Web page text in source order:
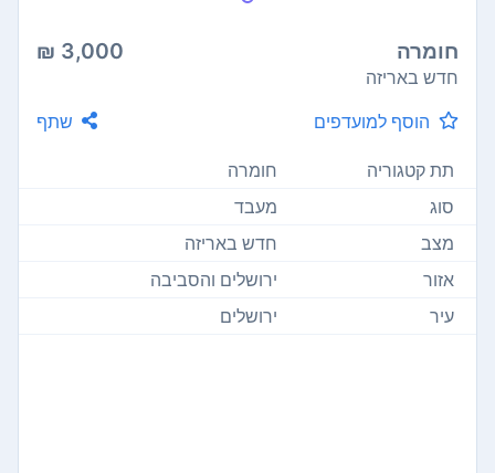
חומרה 3,000 ₪
חדש באריזה
הוסף למועדפים
שתף
תת קטגוריה
חומרה
סוג
מעבד
מצב
חדש באריזה
אזור
ירושלים והסביבה
עיר
ירושלים